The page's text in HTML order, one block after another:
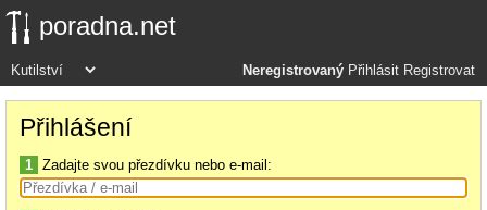
poradna.net
Neregistrovaný Přihlásit Registrovat
Přihlášení
1 Zadajte svou přezdívku nebo e-mail: